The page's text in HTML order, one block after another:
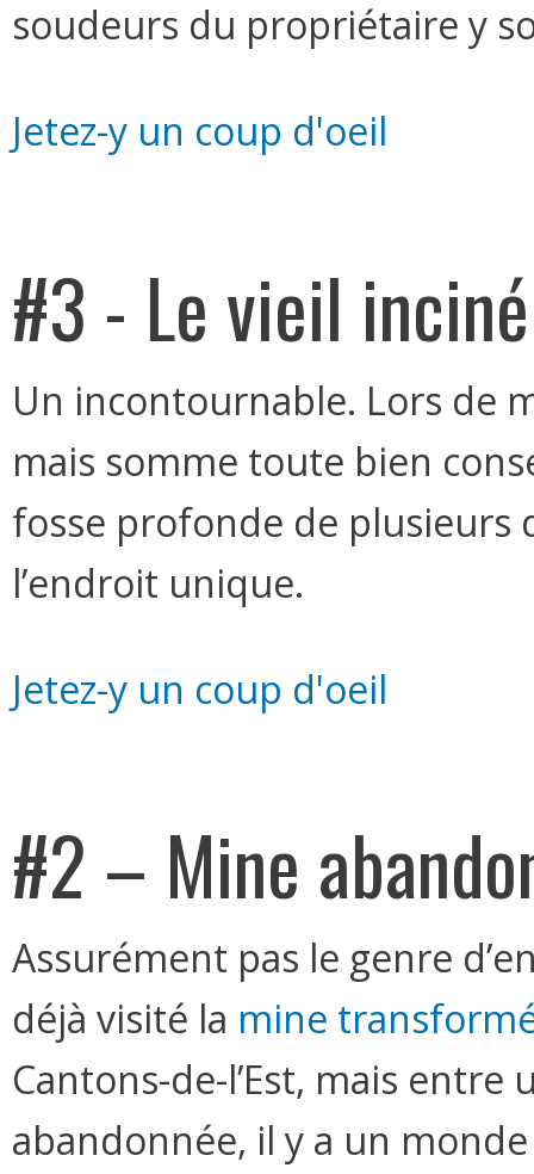
soudeurs du propriétaire y
Jetez-y un coup d'oeil
#3 - Le vieil
Un incontournable. Lors de
mais somme toute bien
fosse profonde de plusieurs
l’endroit unique.
Jetez-y un coup d'oeil
#2 – Mine
Assurément pas le genre
déjà visité la mine
Cantons-de-l’Est, mais
abandonnée, il y a un